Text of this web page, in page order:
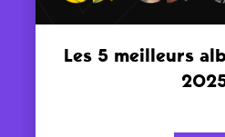
Les 5 meilleurs